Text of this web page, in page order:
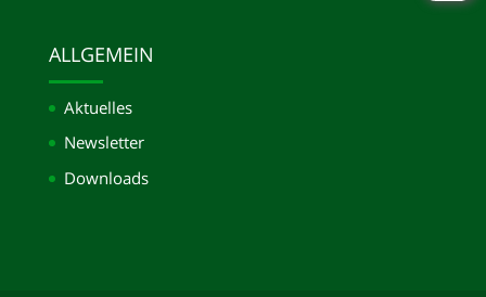
ALLGEMEIN
Aktuelles
Newsletter
Downloads